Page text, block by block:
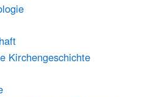
Kirchengeschichte